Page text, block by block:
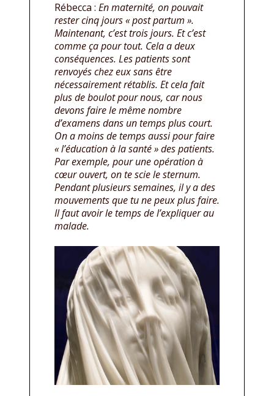
Rébecca : En maternité, on pouvait
rester cinq jours « post partum ».
Maintenant, c’est trois jours. Et c’est
comme ça pour tout. Cela a deux
conséquences. Les patients sont
renvoyés chez eux sans être
nécessairement rétablis. Et cela fait
plus de boulot pour nous, car nous
devons faire le même nombre
d’examens dans un temps plus court.
On a moins de temps aussi pour faire
« l’éducation à la santé » des patients.
Par exemple, pour une opération à
cœur ouvert, on te scie le sternum.
Pendant plusieurs semaines, il y a des
mouvements que tu ne peux plus faire.
Il faut avoir le temps de l’expliquer au
malade.